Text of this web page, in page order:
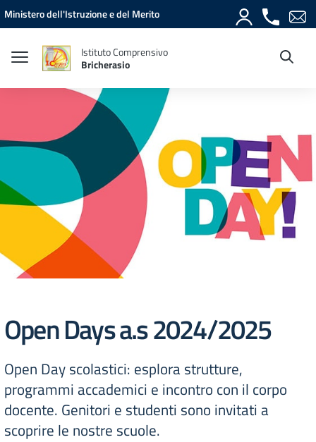
Vai ai contenuti
Vai al menu di navigazione
Vai al footer
Ministero dell'Istruzione e del Merito
Istituto Comprensivo
Bricherasio
Open Days a.s 2024/2025
Open Day scolastici: esplora strutture,
programmi accademici e incontro con il corpo
docente. Genitori e studenti sono invitati a
scoprire le nostre scuole.